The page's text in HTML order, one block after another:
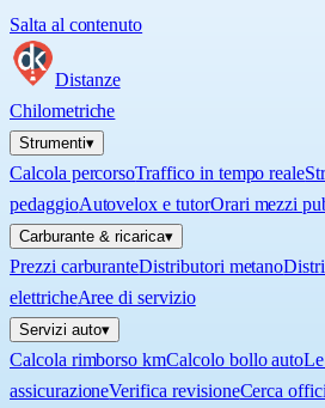
Salta al contenuto
Distanze
Chilometriche
Strumenti▾
Calcola percorsoTraffico in tempo reale
pedaggioAutovelox e tutorOrari mezzi
Carburante & ricarica▾
Prezzi carburanteDistributori metano
elettricheAree di servizio
Servizi auto▾
Calcola rimborso kmCalcolo bollo auto
assicurazioneVerifica revisioneCerca